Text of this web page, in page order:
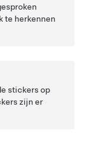
te herkennen
stickers op
zijn er